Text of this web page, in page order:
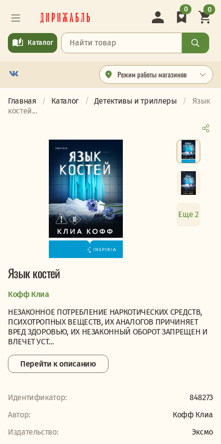
Режим работы магазинов
Каталог
0 0
Главная Каталог Детективы и триллеры
Язык
костей...
Еще 2
Язык костей
Кофф Клиа
НЕЗАКОННОЕ ПОТРЕБЛЕНИЕ НАРКОТИЧЕСКИХ СРЕДСТВ,
ПСИХОТРОПНЫХ ВЕЩЕСТВ, ИХ АНАЛОГОВ ПРИЧИНЯЕТ
ВРЕД ЗДОРОВЬЮ, ИХ НЕЗАКОННЫЙ ОБОРОТ ЗАПРЕЩЕН И
ВЛЕЧЕТ УСТ...
Перейти к описанию
Идентификатор:
848273
Автор:
Кофф Клиа
Издательство:
Эксмо